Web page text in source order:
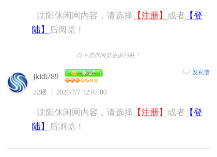
沈阳休闲网内容，请选择 【注册】 或者 【登
陆】
后阅览！
向下滑屏阅览更多回帖！
jkldi789
22楼 2026/7/7 12:07:00
发私信
沈阳休闲网内容，请选择 【注册】 或者 【登
陆】
后浏览！